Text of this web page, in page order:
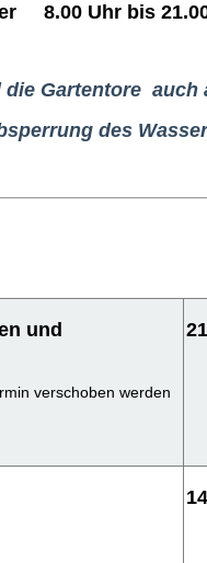
8.00 Uhr bis
Gartentore auch
des
und
verschoben werden